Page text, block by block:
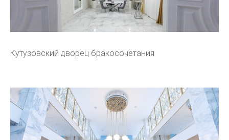
Кутузовский дворец бракосочетания